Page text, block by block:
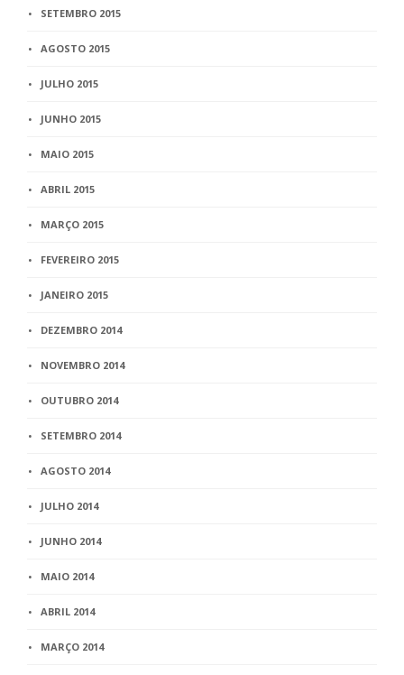
SETEMBRO 2015
AGOSTO 2015
JULHO 2015
JUNHO 2015
MAIO 2015
ABRIL 2015
MARÇO 2015
FEVEREIRO 2015
JANEIRO 2015
DEZEMBRO 2014
NOVEMBRO 2014
OUTUBRO 2014
SETEMBRO 2014
AGOSTO 2014
JULHO 2014
JUNHO 2014
MAIO 2014
ABRIL 2014
MARÇO 2014